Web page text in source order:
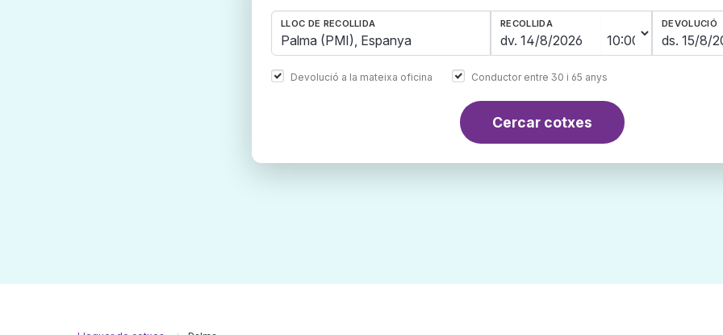
LLOC DE RECOLLIDA RECOLLIDA DEVOLUCIÓ
Devolució a la mateixa oficina Conductor entre 30 i 65 anys
Cercar cotxes